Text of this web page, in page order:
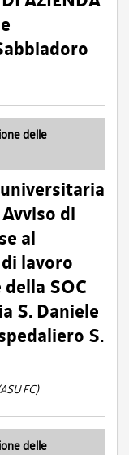
delle
di
al
lavoro
SOC
S. Daniele
S.
FC)
delle